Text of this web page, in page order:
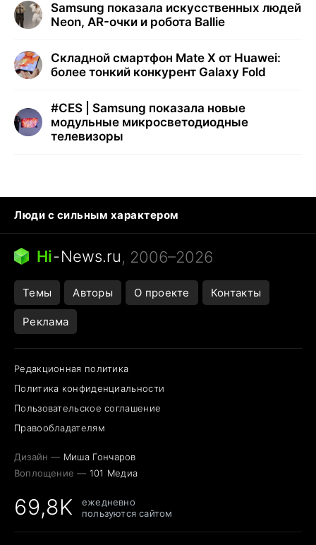
Samsung показала искусственных людей
Neon, AR-очки и робота Ballie
Складной смартфон Mate X от Huawei:
более тонкий конкурент Galaxy Fold
#CES | Samsung показала новые
модульные микросветодиодные
телевизоры
Люди с сильным характером
Кошка писает на кровать
Тунцы в океанариуме
Ядовитые пауки России
Города в ядерной войне
Открытие в Google Maps
Hi-News.ru, 2006–2026
Темы Авторы О проекте Контакты
Реклама
Редакционная политика
Политика конфиденциальности
Пользовательское соглашение
Правообладателям
Дизайн — Миша Гончаров
Воплощение — 101 Медиа
69,8K
ежедневно
пользуются сайтом